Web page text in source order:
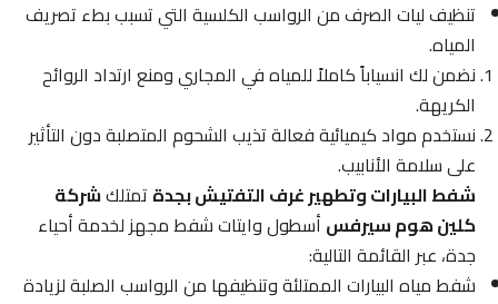
تنظيف ليات الصرف من الرواسب الكلسية التي تسبب بطء تصريف
المياه.
نضمن لك انسياباً كاملاً للمياه في المجاري ومنع ارتداد الروائح
الكريهة.
نستخدم مواد كيميائية فعالة تذيب الشحوم المتصلبة دون التأثير
على سلامة الأنابيب.
شفط البيارات وتطهير غرف التفتيش بجدةتمتلكشركة
كلين هوم سيرفسأسطول وايتات شفط مجهز لخدمة أحياء
جدة، عبر القائمة التالية:
شفط مياه البيارات الممتلئة وتنظيفها من الرواسب الصلبة لزيادة